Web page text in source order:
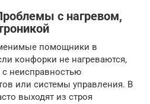
с нагревом,
помощники в
конфорки не нагреваются,
неисправностью
или системы управления. В
выходят из строя